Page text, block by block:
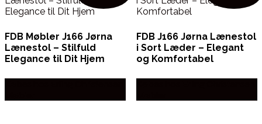
FDB Møbler J166 Jørna
Lænestol – Stilfuld
Elegance til Dit Hjem
FDB J166 Jørna Lænestol
i Sort Læder – Elegant
og Komfortabel